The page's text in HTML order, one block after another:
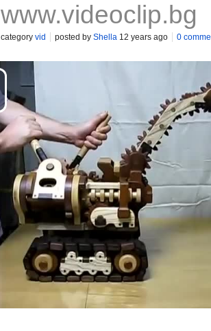
www.videoclip.bg
category vid posted by Shella 12 years ago 0